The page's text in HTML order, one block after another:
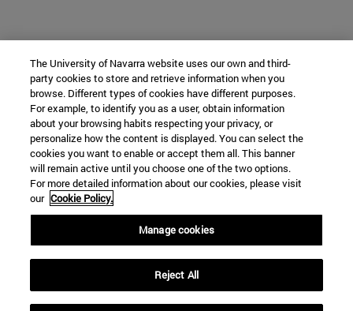
The University of Navarra website uses our own and third-
party cookies to store and retrieve information when you
browse. Different types of cookies have different purposes.
For example, to identify you as a user, obtain information
about your browsing habits respecting your privacy, or
personalize how the content is displayed. You can select the
cookies you want to enable or accept them all. This banner
will remain active until you choose one of the two options.
For more detailed information about our cookies, please visit
our Cookie Policy.
Manage cookies
Reject All